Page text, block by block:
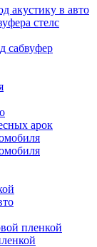
акустику в авто
стелс
сабвуфер
арок
пленкой